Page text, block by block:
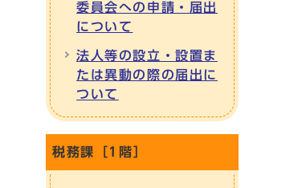
委員会への申請・届出
について
法人等の設立・設置ま
たは異動の際の届出に
ついて
税務課［1階］